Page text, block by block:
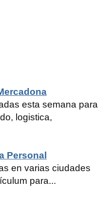
esta semana para
logistica,
Personal
en varias ciudades
para...